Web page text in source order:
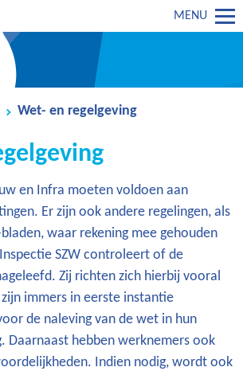
MENU
Wet- en regelgeving
en Infra moeten voldoen aan
Er zijn ook andere regelingen, als
waar rekening mee gehouden
SZW controleert of de
Zij richten zich hierbij vooral
immers in eerste instantie
de naleving van de wet in hun
Daarnaast hebben werknemers ook
Indien nodig, wordt ook